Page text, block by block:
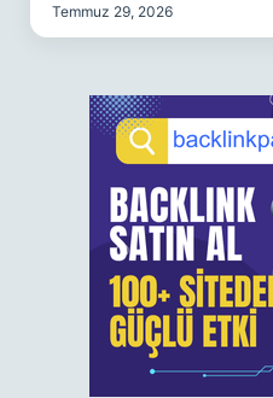
Temmuz 29, 2026